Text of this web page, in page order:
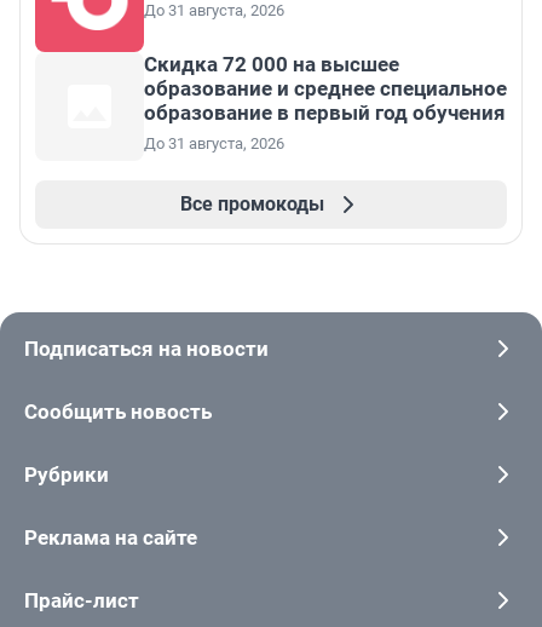
До 31 августа, 2026
Скидка 72 000 на высшее
образование и среднее специальное
образование в первый год обучения
До 31 августа, 2026
Все промокоды
Подписаться на новости
Сообщить новость
Рубрики
Реклама на сайте
Прайс-лист